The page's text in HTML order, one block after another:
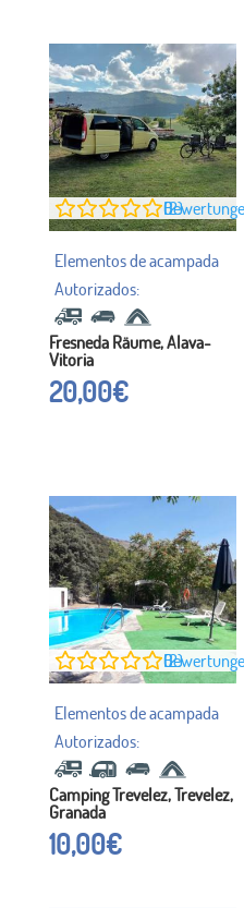
0
Bewertungen (2)
Fresneda Räume, Alava-
Vitoria
20,00€
0
Bewertungen (2)
Camping Trevelez, Trevelez,
Granada
10,00€